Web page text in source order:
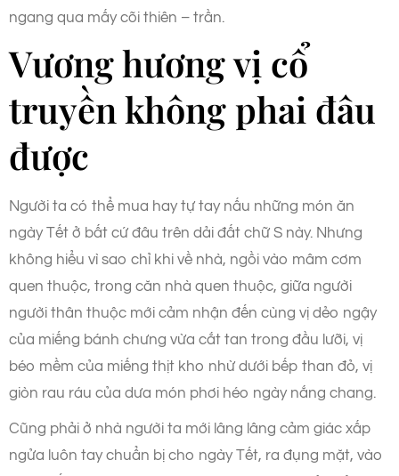
ngang qua mấy cõi thiên – trần.
Vương hương vị cổ
truyền không phai đâu
được
Người ta có thể mua hay tự tay nấu những món ăn
ngày Tết ở bất cứ đâu trên dải đất chữ S này. Nhưng
không hiểu vì sao chỉ khi về nhà, ngồi vào mâm cơm
quen thuộc, trong căn nhà quen thuộc, giữa người
người thân thuộc mới cảm nhận đến cùng vị dẻo ngậy
của miếng bánh chưng vừa cắt tan trong đầu lưỡi, vị
béo mềm của miếng thịt kho nhừ dưới bếp than đỏ, vị
giòn rau ráu của dưa món phơi héo ngày nắng chang.
Cũng phải ở nhà người ta mới lâng lâng cảm giác xấp
ngửa luôn tay chuẩn bị cho ngày Tết, ra đụng mặt, vào